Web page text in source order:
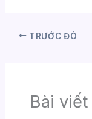
TRƯỚC ĐÓ
Bài